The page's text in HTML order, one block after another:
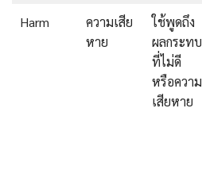
Harm
ความเสีย
หาย
ใช้พูดถึง
ผลกระทบ
ที่ไม่ดี
หรือความ
เสียหาย